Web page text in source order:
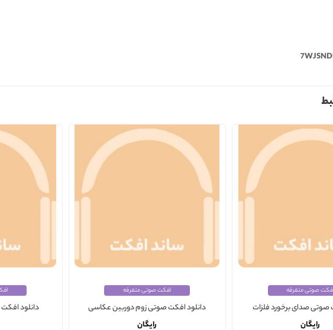
صوتی متفرقه
صوتی صدای برخورد فلزات
رایگان
افکت صوتی متفرقه
دانلود افکت صوتی زوم دوربین عکاسی
رایگان
دانلود